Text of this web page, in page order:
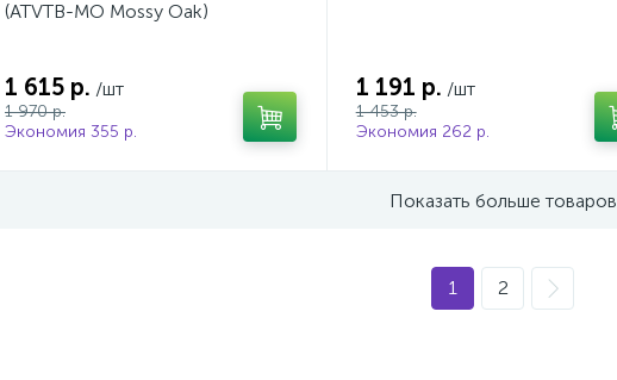
(ATVTB-MO Mossy Oak)
1 615 р. /шт
1 970 р.
Экономия 355 р.
1 191 р. /шт
1 453 р.
Экономия 262 р.
Показать больше товаров
1 2